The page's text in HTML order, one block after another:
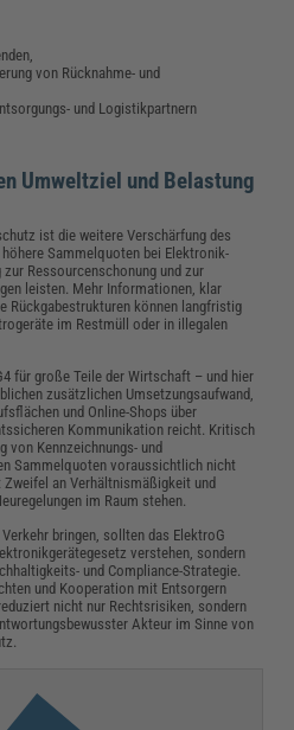
von Rücknahme- und
und Logistikpartnern
Umweltziel und Belastung
ist die weitere Verschärfung des
Sammelquoten bei Elektronik-
Ressourcenschonung und zur
leisten. Mehr Informationen, klar
Rückgabestrukturen können langfristig
im Restmüll oder in illegalen
für große Teile der Wirtschaft – und hier
zusätzlichen Umsetzungsaufwand,
und Online-Shops über
Kommunikation reicht. Kritisch
von Kennzeichnungs- und
Sammelquoten voraussichtlich nicht
an Verhältnismäßigkeit und
im Raum stehen.
bringen, sollten das ElektroG
verstehen, sondern
und Compliance-Strategie.
und Kooperation mit Entsorgern
nicht nur Rechtsrisiken, sondern
Akteur im Sinne von